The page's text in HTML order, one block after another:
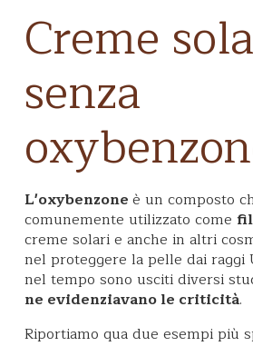
Creme
senza
L'oxybenzoneè un composto
comunemente utilizzato come
creme solari e anche in altri
nel proteggere la pelle dai raggi
nel tempo sono usciti diversi
ne evidenziavano le criticità.
Riportiamo qua due esempi più